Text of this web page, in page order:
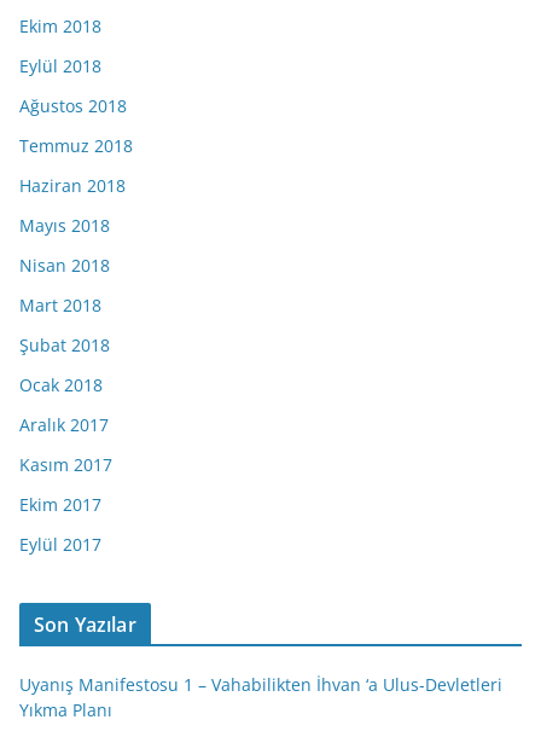
Ekim 2018
Eylül 2018
Ağustos 2018
Temmuz 2018
Haziran 2018
Mayıs 2018
Nisan 2018
Mart 2018
Şubat 2018
Ocak 2018
Aralık 2017
Kasım 2017
Ekim 2017
Eylül 2017
Son Yazılar
Uyanış Manifestosu 1 – Vahabilikten İhvan ‘a Ulus-Devletleri
Yıkma Planı